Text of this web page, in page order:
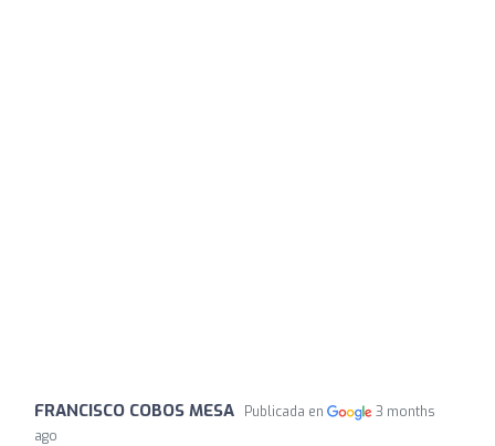
FRANCISCO COBOS MESA Publicada en
3 months
ago